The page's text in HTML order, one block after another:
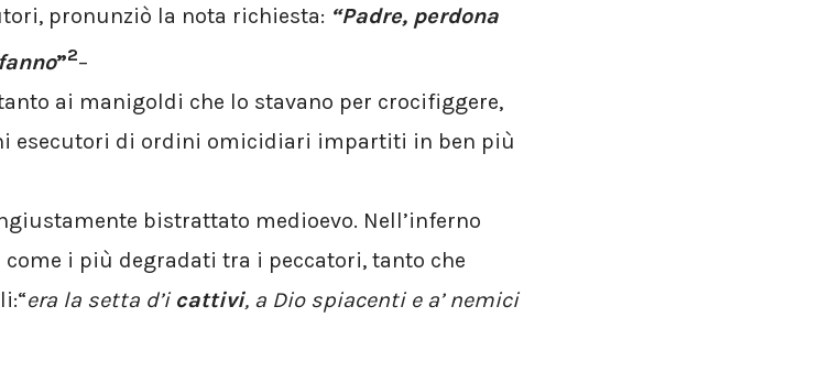
pronunziò la nota richiesta: “Padre, perdona
”2–
ai manigoldi che lo stavano per crocifiggere,
esecutori di ordini omicidiari impartiti in ben più
bistrattato medioevo. Nell’inferno
i più degradati tra i peccatori, tanto che
era la setta d’i cattivi, a Dio spiacenti e a’ nemici